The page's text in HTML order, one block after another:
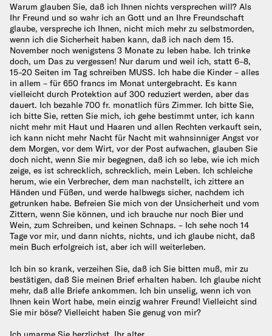
Warum glauben Sie, daß ich Ihnen nichts versprechen will? Als
Ihr Freund und so wahr ich an Gott und an Ihre Freundschaft
glaube, verspreche ich Ihnen, nicht mich mehr zu selbstmorden,
wenn ich die Sicherheit haben kann, daß ich nach dem 15.
November noch wenigstens 3 Monate zu leben habe. Ich trinke
doch, um Das zu vergessen! Nur darum und weil ich, statt 6–8,
15–20 Seiten im Tag schreiben MUSS. Ich habe die Kinder – alles
in allem – für 650 francs im Monat untergebracht. Es kann
vielleicht durch Protektion auf 300 reduziert werden, aber das
dauert. Ich bezahle 700 fr. monatlich fürs Zimmer. Ich bitte Sie,
ich bitte Sie, retten Sie mich, ich gehe bestimmt unter, ich kann
nicht mehr mit Haut und Haaren und allen Rechten verkauft sein,
ich kann nicht mehr Nacht für Nacht mit wahnsinniger Angst vor
dem Morgen, vor dem Wirt, vor der Post aufwachen, glauben Sie
doch nicht, wenn Sie mir begegnen, daß ich so lebe, wie ich mich
zeige, es ist schrecklich, schrecklich, mein Leben. Ich schleiche
herum, wie ein Verbrecher, dem man nachstellt, ich zittere an
Händen und Füßen, und werde halbwegs sicher, nachdem ich
getrunken habe. Befreien Sie mich von der Unsicherheit und vom
Zittern, wenn Sie können, und ich brauche nur noch Bier und
Wein, zum Schreiben, und keinen Schnaps. – Ich sehe noch 14
Tage vor mir, und dann nichts, nichts, und ich glaube nicht, daß
mein Buch erfolgreich ist, aber ich will weiterleben.
Ich bin so krank, verzeihen Sie, daß ich Sie bitten muß, mir zu
bestätigen, daß Sie meinen Brief erhalten haben. Ich glaube nicht
mehr, daß alle Briefe ankommen. Ich bin unselig, wenn ich von
Ihnen kein Wort habe, mein einzig wahrer Freund! Vielleicht sind
Sie mir böse? Vielleicht haben Sie genug von mir?